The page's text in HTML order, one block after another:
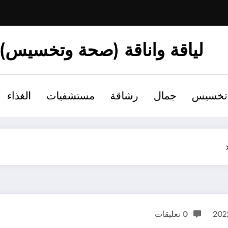
لياقة واناقة (صحة وتخسيس)
تخسيس جمال رشاقة مستشفيات الغذاء
0 تعليقات